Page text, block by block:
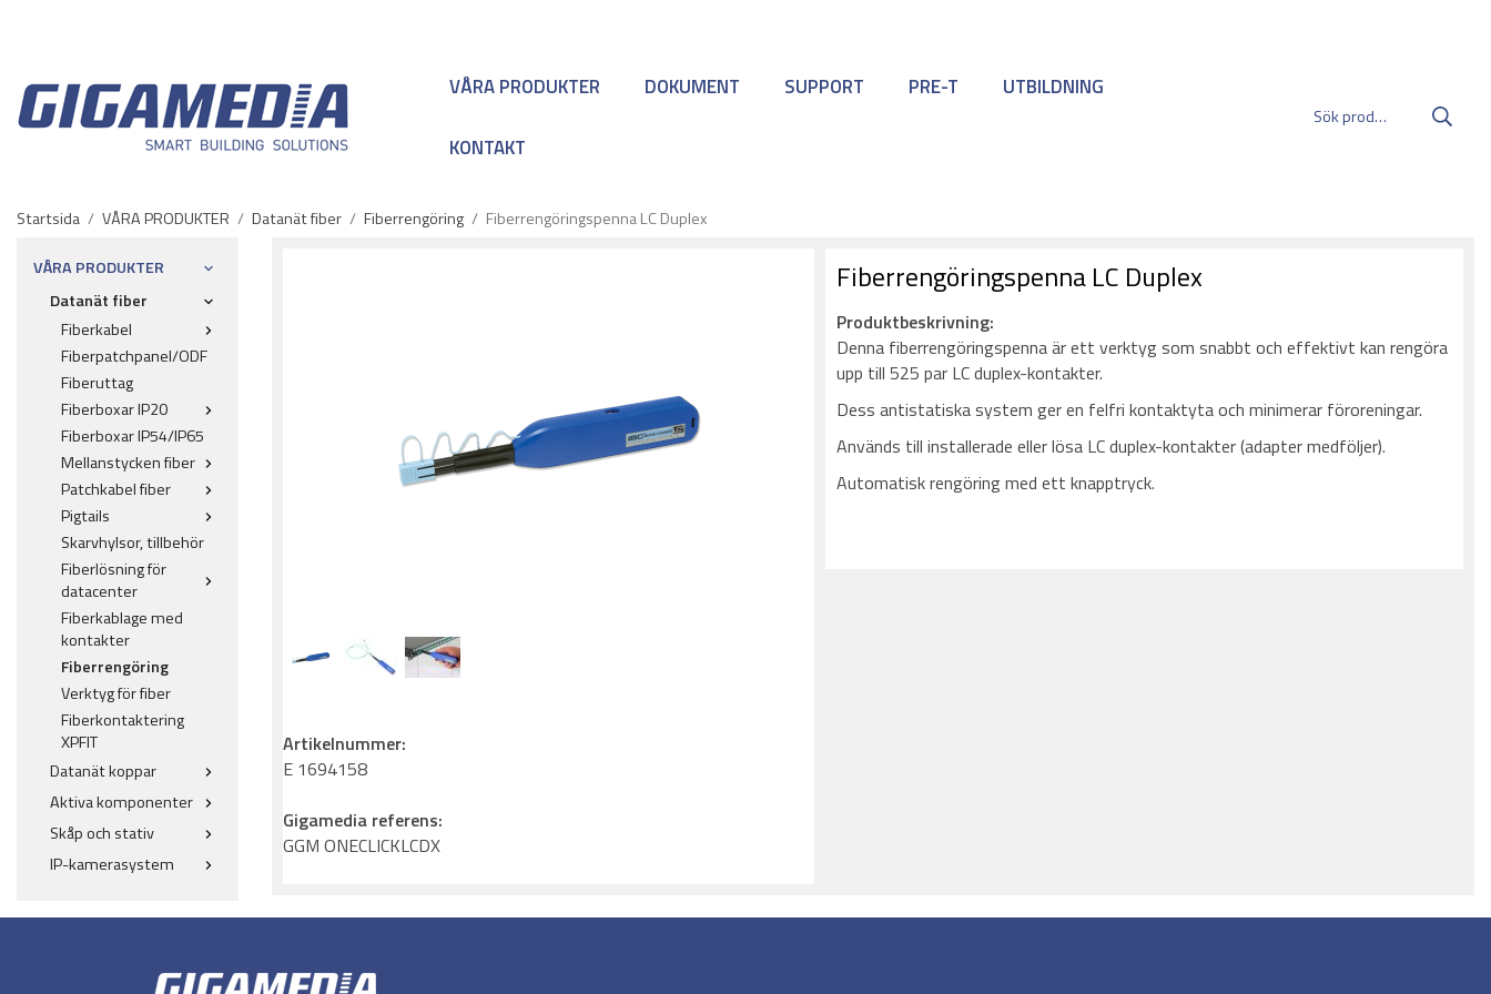
VÅRA PRODUKTER DOKUMENT SUPPORT PRE-T UTBILDNING
KONTAKT
Startsida / VÅRA PRODUKTER / Datanät fiber / Fiberrengöring / Fiberrengöringspenna LC Duplex
VÅRA PRODUKTER
Datanät fiber
Fiberkabel
Fiberpatchpanel/ODF
Fiberuttag
Fiberboxar IP20
Fiberboxar IP54/IP65
Mellanstycken fiber
Patchkabel fiber
Pigtails
Skarvhylsor, tillbehör
Fiberlösning för
datacenter
Fiberkablage med
kontakter
Fiberrengöring
Verktyg för fiber
Fiberkontaktering
XPFIT
Datanät koppar
Aktiva komponenter
Skåp och stativ
IP-kamerasystem
Fiberrengöringspenna LC Duplex
Produktbeskrivning:
Denna fiberrengöringspenna är ett verktyg som snabbt och effektivt kan rengöra
upp till 525 par LC duplex-kontakter.
Dess antistatiska system ger en felfri kontaktyta och minimerar föroreningar.
Används till installerade eller lösa LC duplex-kontakter (adapter medföljer).
Automatisk rengöring med ett knapptryck.
Artikelnummer:
E 1694158
Gigamedia referens:
GGM ONECLICKLCDX